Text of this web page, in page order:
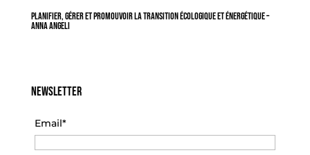
Planifier, gérer et promouvoir la transition écologique et énergétique –
Anna Angeli
Newsletter
Email*